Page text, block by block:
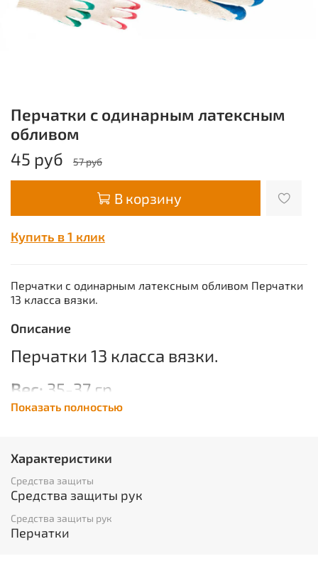
Перчатки с одинарным латексным
обливом
45 руб 57 руб
В корзину
Купить в 1 клик
Перчатки с одинарным латексным обливом Перчатки
13 класса вязки.
Описание
Перчатки 13 класса вязки.
Вес: 35-37 гр.
Показать полностью
Характеристики
Средства защиты
Средства защиты рук
Средства защиты рук
Перчатки